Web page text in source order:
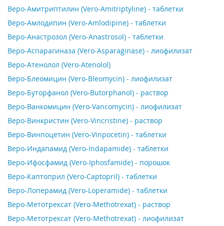
Веро-Амитриптилин (Vero-Amitriptyline) - таблетки
Веро-Амлодипин (Vero-Amlodipine) - таблетки
Веро-Анастрозол (Vero-Anastrosol) - таблетки
Веро-Аспарагиназа (Vero-Asparaginase) - лиофилизат
Веро-Атенолол (Vero-Atenolol)
Веро-Блеомицин (Vero-Bleomycin) - лиофилизат
Веро-Буторфанол (Vero-Butorphanol) - раствор
Веро-Ванкомицин (Vero-Vancomycin) - лиофилизат
Веро-Винкристин (Vero-Vincristine) - раствор
Веро-Винпоцетин (Vero-Vinpocetin) - таблетки
Веро-Индапамид (Vero-Indapamide) - таблетки
Веро-Ифосфамид (Vero-Iphosfamide) - порошок
Веро-Каптоприл (Vero-Captopril) - таблетки
Веро-Лоперамид (Vero-Loperamide) - таблетки
Веро-Метотрексат (Vero-Methotrexat) - раствор
Веро-Метотрексат (Vero-Methotrexat) - лиофилизат